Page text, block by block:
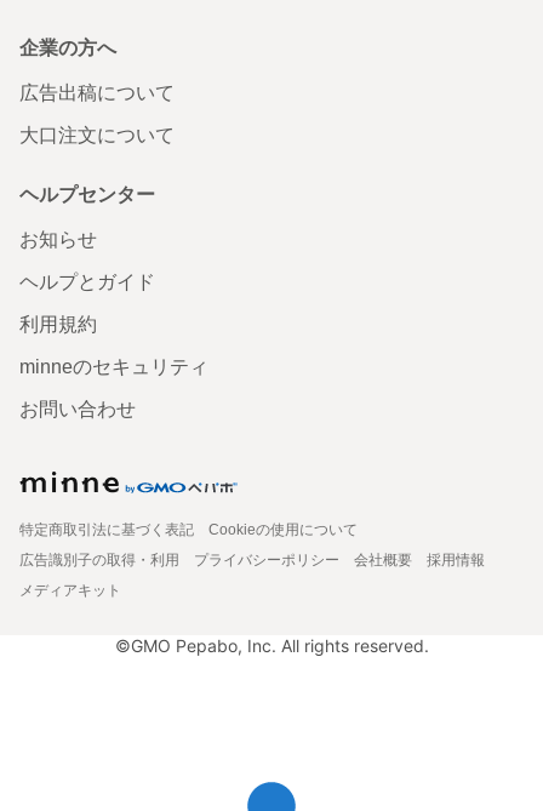
企業の方へ
広告出稿について
大口注文について
ヘルプセンター
お知らせ
ヘルプとガイド
利用規約
minneのセキュリティ
お問い合わせ
特定商取引法に基づく表記
Cookieの使用について
広告識別子の取得・利用
プライバシーポリシー 会社概要
採用情報
メディアキット
©GMO Pepabo, Inc. All rights reserved.